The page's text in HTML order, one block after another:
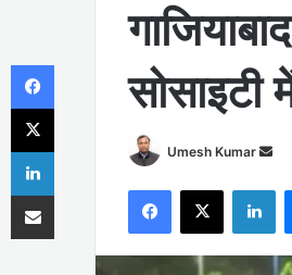
Umesh Kumar
Facebook
X
Facebook
X
LinkedIn
Share via Email